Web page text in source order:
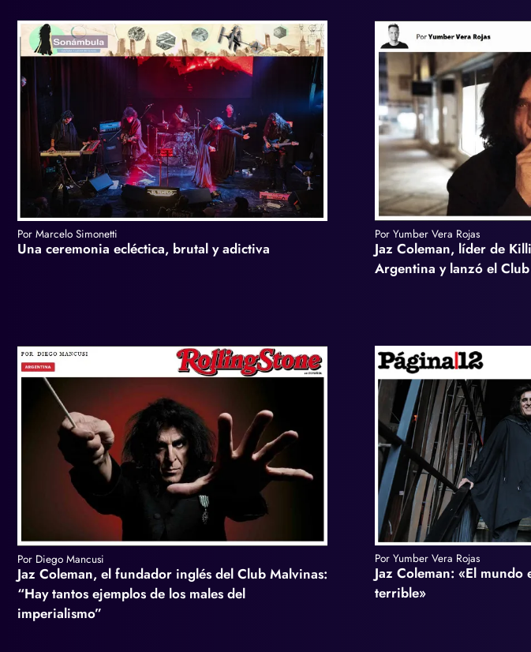
Por Marcelo Simonetti
Una ceremonia ecléctica, brutal y adictiva
Por Yumber Vera Rojas
Jaz Coleman, líder de
Argentina y lanzó el
Por Diego Mancusi
Jaz Coleman, el fundador inglés del Club Malvinas:
“Hay tantos ejemplos de los males del
imperialismo”
Por Yumber Vera Rojas
Jaz Coleman: «El mundo
terrible»